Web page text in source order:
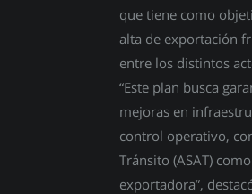
que tiene como
alta de exportación
entre los distintos
“Este plan busca
mejoras en
control operativo,
Tránsito (ASAT)
exportadora”,